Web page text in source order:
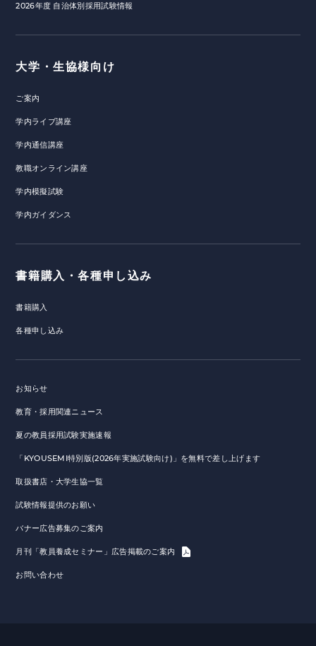
2026年度 自治体別採用試験情報
大学・生協様向け
ご案内
学内ライブ講座
学内通信講座
教職オンライン講座
学内模擬試験
学内ガイダンス
書籍購入・各種申し込み
書籍購入
各種申し込み
お知らせ
教育・採用関連ニュース
夏の教員採用試験実施速報
「KYOUSEMI特別版(2026年実施試験向け)」を無料で差し上げます
取扱書店・大学生協一覧
試験情報提供のお願い
バナー広告募集のご案内
月刊「教員養成セミナー」広告掲載のご案内
お問い合わせ